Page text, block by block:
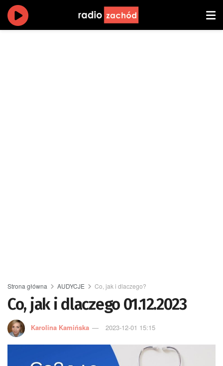
Strona główna AUDYCJE Co, jak i dlaczego?
Co, jak i dlaczego 01.12.2023
Karolina Kamińska 2023-12-01 15:15